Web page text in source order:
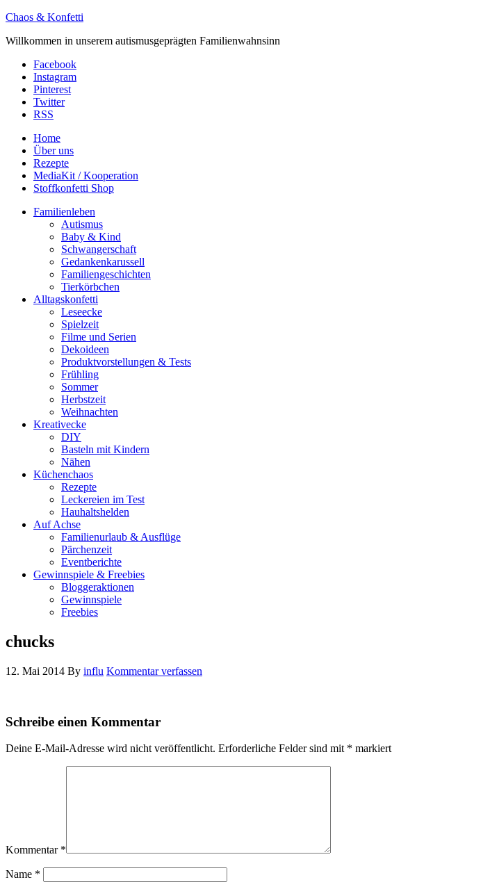
Chaos & Konfetti
Willkommen in unserem autismusgeprägten Familienwahnsinn
Facebook
Instagram
Pinterest
Twitter
RSS
Home
Über uns
Rezepte
MediaKit / Kooperation
Stoffkonfetti Shop
Familienleben
Autismus
Baby & Kind
Schwangerschaft
Gedankenkarussell
Familiengeschichten
Tierkörbchen
Alltagskonfetti
Leseecke
Spielzeit
Filme und Serien
Dekoideen
Produktvorstellungen & Tests
Frühling
Sommer
Herbstzeit
Weihnachten
Kreativecke
DIY
Basteln mit Kindern
Nähen
Küchenchaos
Rezepte
Leckereien im Test
Hauhaltshelden
Auf Achse
Familienurlaub & Ausflüge
Pärchenzeit
Eventberichte
Gewinnspiele & Freebies
Bloggeraktionen
Gewinnspiele
Freebies
chucks
12. Mai 2014 By influ Kommentar verfassen
Schreibe einen Kommentar
Deine E-Mail-Adresse wird nicht veröffentlicht. Erforderliche Felder sind mit * markiert
Kommentar *
Name *